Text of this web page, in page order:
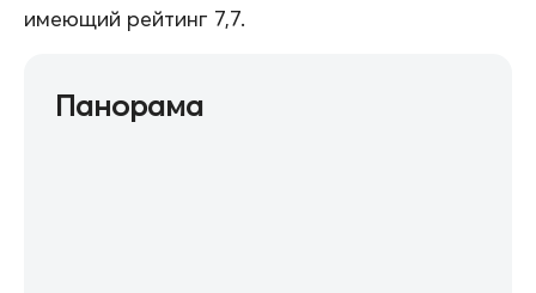
имеющий рейтинг 7,7.
Панорама